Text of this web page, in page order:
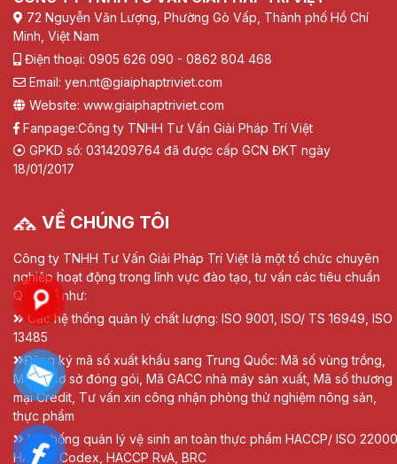
72 Nguyễn Văn Lượng, Phường Gò Vấp, Thành phố Hồ Chí
Minh, Việt Nam
Điện thoại: 0905 626 090 - 0862 804 468
Email: yen.nt@giaiphaptriviet.com
Website: www.giaiphaptriviet.com
Fanpage:Công ty TNHH Tư Vấn Giải Pháp Trí Việt
GPKD số: 0314209764 đã được cấp GCN ĐKT ngày
18/01/2017
VỀ CHÚNG TÔI
Công ty TNHH Tư Vấn Giải Pháp Trí Việt là một tổ chức chuyên
nghiệp hoạt động trong lĩnh vực đào tạo, tư vấn các tiêu chuẩn
Quốc tế như:
Các hệ thống quản lý chất lượng: ISO 9001, ISO/ TS 16949, ISO
13485
Đăng ký mã số xuất khẩu sang Trung Quốc: Mã số vùng trồng,
Mã số cơ sở đóng gói, Mã GACC nhà máy sản xuất, Mã số thương
mại Credit, Tư vấn xin công nhận phòng thử nghiệm nông sản,
thực phẩm
Hệ thống quản lý vệ sinh an toàn thực phẩm HACCP/ ISO
HACCP Codex, HACCP RvA, BRC